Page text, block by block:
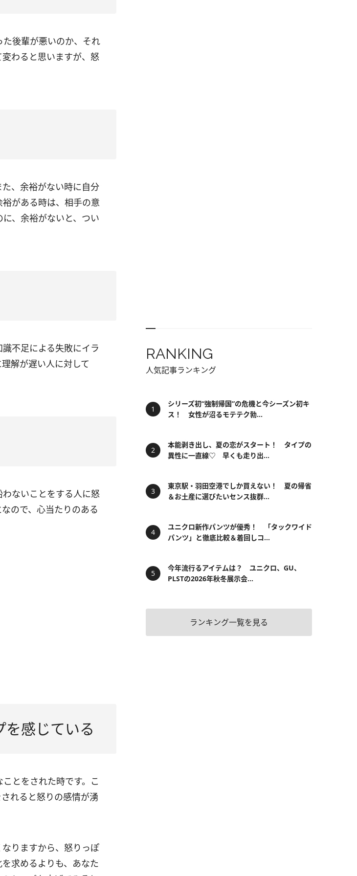
後輩が悪いのか、それ
わると思いますが、怒
、余裕がない時に自分
がある時は、相手の意
、余裕がないと、つい
不足による失敗にイラ
解が遅い人に対して
ないことをする人に怒
ので、心当たりのある
感じている
とをされた時です。こ
れると怒りの感情が湧
りますから、怒りっぽ
求めるよりも、あなた
RANKING
人気記事ランキング
シリーズ初“強制帰国”の危機と今シーズン初キ
ス！ 女性が沼るモテテク勃...
本能剥き出し、夏の恋がスタート！ タイプの
異性に一直線♡ 早くも走り出...
東京駅・羽田空港でしか買えない！ 夏の帰省
＆お土産に選びたいセンス抜群...
ユニクロ新作パンツが優秀！ 「タックワイド
パンツ」と徹底比較＆着回しコ...
今年流行るアイテムは？ ユニクロ、GU、
PLSTの2026年秋冬展示会...
ランキング一覧を見る